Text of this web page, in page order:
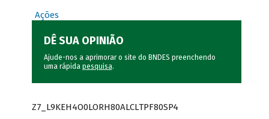
Ações
DÊ SUA OPINIÃO
Ajude-nos a aprimorar o site do BNDES preenchendo
uma rápida pesquisa.
Z7_L9KEH4O0LORH80ALCLTPF80SP4